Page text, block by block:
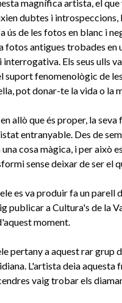
magnífica artista, el
dubtes i
ús de les fotos en blanc i
fotos antigues trobades en
Els seus ulls
suport fenomenològic de
pot donar-te la vida o la
allò que és proper, la
entranyable. Des de
cosa màgica, i per això
sense deixar de ser el
es va produir fa un
publicar a Cultura's de la
moment.
pertany a aquest rar grup
L'artista deia aquesta
vaig trobar els